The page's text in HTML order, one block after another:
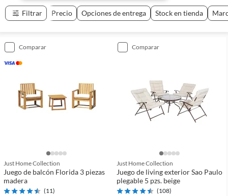
Filtrar Precio Opciones de entrega Stock en tienda
comparar
Just Home Collection
Juego de balcón Florida 3 piezas
madera
(11)
comparar
Just Home Collection
Juego de living exterior Sao Paulo
plegable 5 pzs. beige
(108)